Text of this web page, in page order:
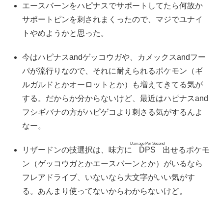
エースバーンをハピナスでサポートしてたら何故か
サポートピンを刺されまくったので、マジでユナイ
トやめようかと思った。
今はハピナスandゲッコウガや、カメックスandフー
パが流行りなので、それに耐えられるポケモン（ギ
ルガルドとかオーロットとか）も増えてきてる気が
する。だからか分からないけど、最近はハピナスand
フシギバナの方がハピゲコより刺さる気がするんよ
なー。
リザードンの技選択は、味方に DPS
Damage Per Second
出せるポケモ
ン（ゲッコウガとかエースバーンとか）がいるなら
フレアドライブ、いないなら大文字がいい気がす
る。あんまり使ってないからわからないけど。